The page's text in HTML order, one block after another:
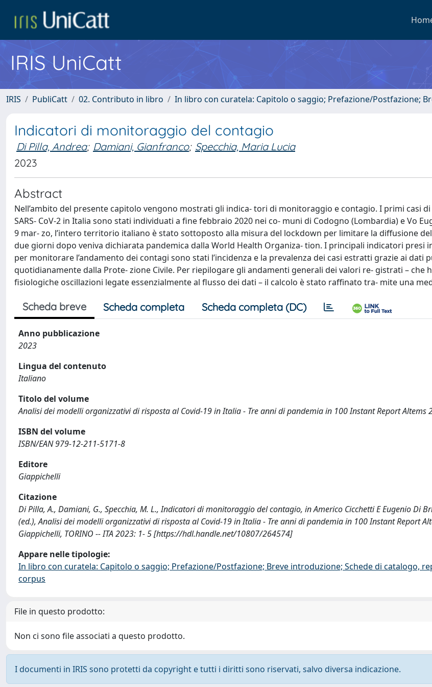
IRIS UniCatt
IRIS PubliCatt 02. Contributo in libro In libro con curatela: Capitolo o saggio; Prefazione/Postfazione;
Indicatori di monitoraggio del contagio
Di Pilla, Andrea; Damiani, Gianfranco; Specchia, Maria Lucia
2023
Abstract
Nell’ambito del presente capitolo vengono mostrati gli indica- tori di monitoraggio e contagio. I primi casi
SARS- CoV-2 in Italia sono stati individuati a fine febbraio 2020 nei co- muni di Codogno (Lombardia) e Vo
9 mar- zo, l’intero territorio italiano è stato sottoposto alla misura del lockdown per limitare la diffusione
due giorni dopo veniva dichiarata pandemica dalla World Health Organiza- tion. I principali indicatori presi
per monitorare l’andamento dei contagi sono stati l’incidenza e la prevalenza dei casi estratti grazie ai dati
quotidianamente dalla Prote- zione Civile. Per riepilogare gli andamenti generali dei valori re- gistrati – che
fisiologiche oscillazioni legate essenzialmente al flusso dei dati – il calcolo è stato raffinato tra- mite una
Scheda breve Scheda completa Scheda completa (DC)
Anno pubblicazione
2023
Lingua del contenuto
Italiano
Titolo del volume
Analisi dei modelli organizzativi di risposta al Covid-19 in Italia - Tre anni di pandemia in 100 Instant Report Altems
ISBN del volume
ISBN/EAN 979-12-211-5171-8
Editore
Giappichelli
Citazione
Di Pilla, A., Damiani, G., Specchia, M. L., Indicatori di monitoraggio del contagio, in Americo Cicchetti E Eugenio Di
(ed.), Analisi dei modelli organizzativi di risposta al Covid-19 in Italia - Tre anni di pandemia in 100 Instant Report
Giappichelli, TORINO -- ITA 2023: 1- 5 [https://hdl.handle.net/10807/264574]
Appare nelle tipologie:
In libro con curatela: Capitolo o saggio; Prefazione/Postfazione; Breve introduzione; Schede di catalogo,
corpus
File in questo prodotto:
Non ci sono file associati a questo prodotto.
I documenti in IRIS sono protetti da copyright e tutti i diritti sono riservati, salvo diversa indicazione.